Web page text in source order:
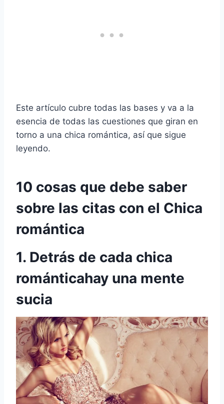
Este artículo cubre todas las bases y va a la
esencia de todas las cuestiones que giran en
torno a una chica romántica, así que sigue
leyendo.
10 cosas que debe saber
sobre las citas con el Chica
romántica
1. Detrás de cada chica
románticahay una mente
sucia